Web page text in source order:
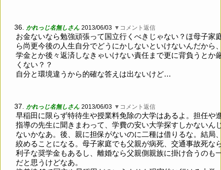
36. かれっじ名無しさん 2013/06/03 ▼コメント返信
お金ないなら勉強頑張って国立行くべきじゃない？ほ母子家
ら尚更今後の人生自分でどうにかしないといけないんだから
学金とか後々返済しなきゃいけない責任まで更に背負うとか
くない？？
自分と環境違うから的確な答えは出ないけど…
37. かれっじ名無しさん 2013/06/03 ▼コメント返信
早稲田に限らず特待生や授業料免除の大学はあるよ。担任や
指導の先生に聞きまわって、学費の安い大学探すしかないん
ないかなあ。後、親に担保がないのに二種は借りるな。結局
絞めることになる。母子家庭でも父親が病死、交通事故死な
利子な奨学金もあるし、離婚なら父親側親族に掛け合うのも
だと思うけどなあ。